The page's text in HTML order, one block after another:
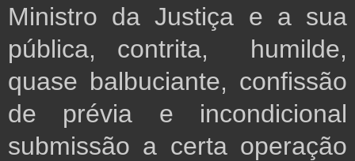
Ministro da Justiça e a sua
pública, contrita, humilde,
quase balbuciante, confissão
de prévia e incondicional
submissão a certa operação